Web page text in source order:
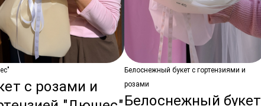
с розами и
Белоснежный букет с гортензиями и
розами
Белоснежный букет